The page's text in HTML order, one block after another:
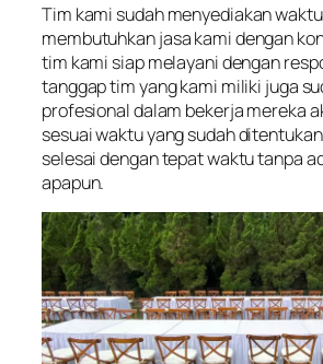
Tim kami sudah menyediakan
membutuhkan jasa kami dengan
tim kami siap melayani dengan
tanggap tim yang kami miliki juga
profesional dalam bekerja mereka
sesuai waktu yang sudah
selesai dengan tepat waktu tanpa
apapun.